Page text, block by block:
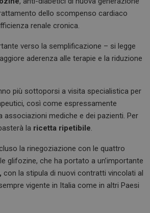
A
p
p
dello scompenso cardiaco
renale cronica.
verso la semplificazione – si legge
aderenza alle terapie e la riduzione
più sottoporsi a visita specialistica per
così come espressamente
associazioni mediche e dei pazienti. Per
la ricetta ripetibile.
la rinegoziazione con le quattro
glifozine, che ha portato a un’importante
con la stipula di nuovi contratti vincolati al
vigente in Italia come in altri Paesi